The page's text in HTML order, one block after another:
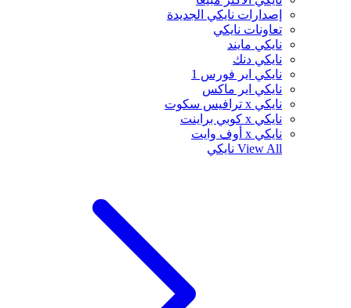
إصدارات نايكي الجديدة
تعاونات نايكي
نايكي مايند
نايكي دنك
نايكي اير فورس 1
نايكي اير ماكس
نايكي x ترافيس سكوت
نايكي x كوبي براينت
نايكي x أوف وايت
View All نايكي